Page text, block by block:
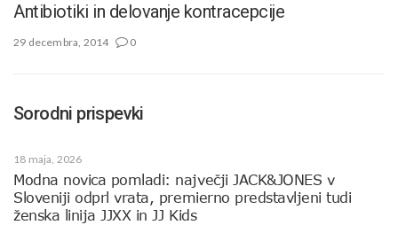
Antibiotiki in delovanje kontracepcije
29 decembra, 2014 0
Sorodni prispevki
18 maja, 2026
Modna novica pomladi: največji JACK&JONES v
Sloveniji odprl vrata, premierno predstavljeni tudi
ženska linija JJXX in JJ Kids